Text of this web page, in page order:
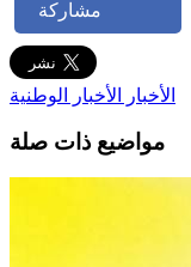
مشاركة
الأخبار الأخبار الوطنية
مواضيع ذات صلة